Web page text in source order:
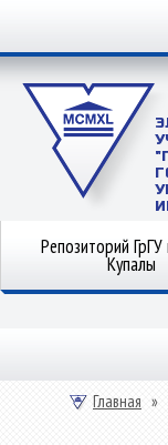
Репозиторий ГрГУ
Купалы
Главная »